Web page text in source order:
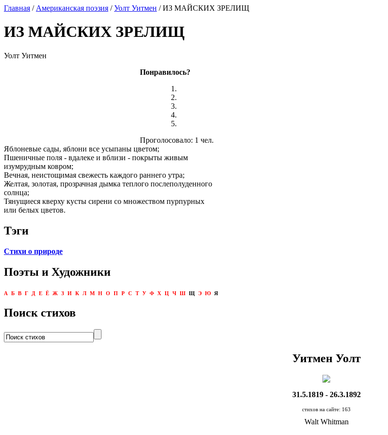
Главная / Американская поэзия /Уолт Уитмен / ИЗ МАЙСКИХ ЗРЕЛИЩ
ИЗ МАЙСКИХ ЗРЕЛИЩ
Уолт Уитмен
Понравилось?
Проголосовало: 1 чел.
Яблоневые сады, яблони все усыпаны цветом;
Пшеничные поля - вдалеке и вблизи - покрыты живым
изумрудным ковром;
Вечная, неистощимая свежесть каждого раннего утра;
Желтая, золотая, прозрачная дымка теплого послеполуденного
солнца;
Тянущиеся кверху кусты сирени со множеством пурпурных
или белых цветов.
Тэги
Стихи о природе
Поэты и Художники
А Б В Г Д Е Ё Ж З И К Л М Н О П Р С Т У Ф Х Ц Ч Ш Щ Э Ю Я
Поиск стихов
Уитмен Уолт
31.5.1819 - 26.3.1892
стихов на сайте: 163
Walt Whitman